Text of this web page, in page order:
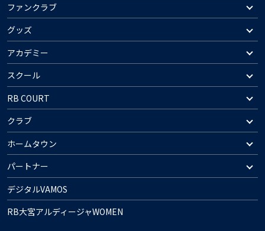
ファンクラブ
グッズ
アカデミー
スクール
RB COURT
クラブ
ホームタウン
パートナー
デジタルVAMOS
RB大宮アルディージャWOMEN